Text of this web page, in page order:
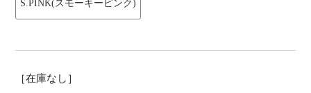
S.PINK(スモーキーピンク)
［在庫なし］